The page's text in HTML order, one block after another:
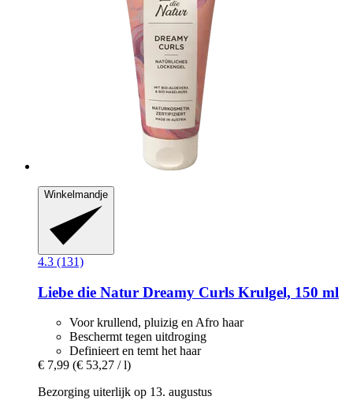
Winkelmandje
4.3 (131)
Liebe die Natur Dreamy Curls Krulgel, 150 ml
Voor krullend, pluizig en Afro haar
Beschermt tegen uitdroging
Definieert en temt het haar
€ 7,99 (€ 53,27 / l)
Bezorging uiterlijk op 13. augustus